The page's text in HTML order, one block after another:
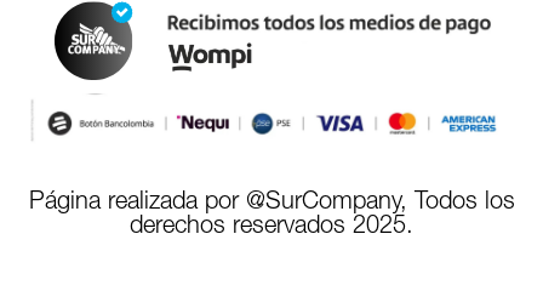
Página realizada por @SurCompany, Todos los
derechos reservados 2025.